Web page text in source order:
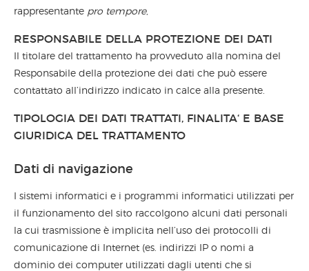
rappresentante pro tempore,
RESPONSABILE DELLA PROTEZIONE DEI DATI
Il titolare del trattamento ha provveduto alla nomina del
Responsabile della protezione dei dati che può essere
contattato all’indirizzo indicato in calce alla presente.
TIPOLOGIA DEI DATI TRATTATI, FINALITA‘ E BASE
GIURIDICA DEL TRATTAMENTO
Dati di navigazione
I sistemi informatici e i programmi informatici utilizzati per
il funzionamento del sito raccolgono alcuni dati personali
la cui trasmissione è implicita nell’uso dei protocolli di
comunicazione di Internet (es. indirizzi IP o nomi a
dominio dei computer utilizzati dagli utenti che si